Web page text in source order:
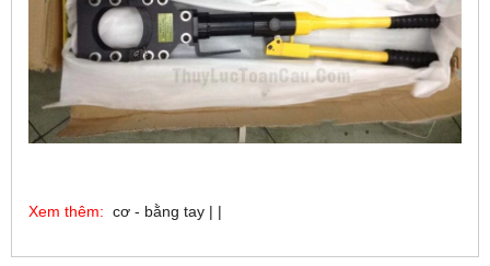
Xem thêm: cơ - bằng tay | |